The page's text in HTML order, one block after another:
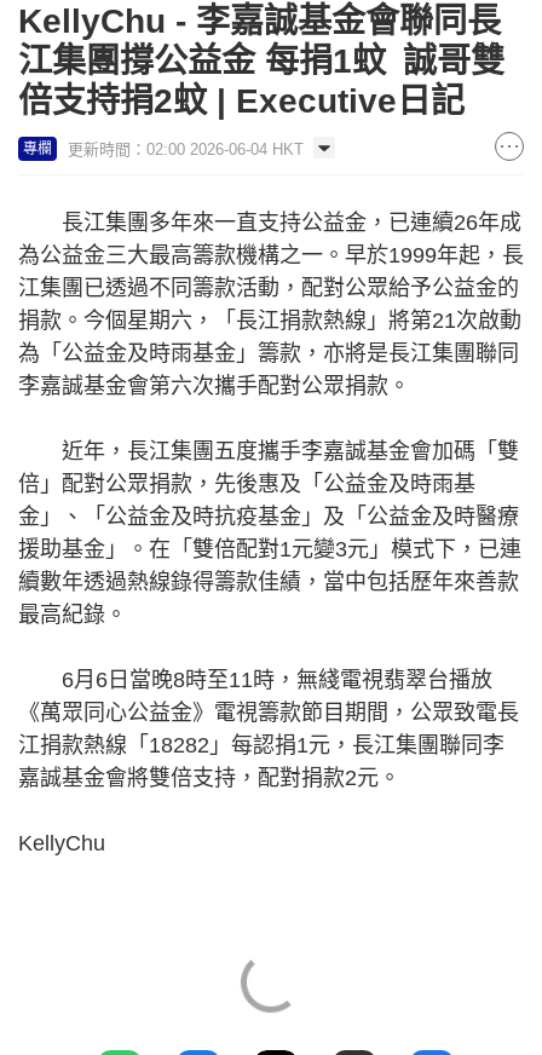
KellyChu - 李嘉誠基金會聯同長
江集團撐公益金 每捐1蚊 誠哥雙
倍支持捐2蚊 | Executive日記
專欄 更新時間：02:00 2026-06-04 HKT
長江集團多年來一直支持公益金，已連續26年成
為公益金三大最高籌款機構之一。早於1999年起，長
江集團已透過不同籌款活動，配對公眾給予公益金的
捐款。今個星期六，「長江捐款熱線」將第21次啟動
為「公益金及時雨基金」籌款，亦將是長江集團聯同
李嘉誠基金會第六次攜手配對公眾捐款。
近年，長江集團五度攜手李嘉誠基金會加碼「雙
倍」配對公眾捐款，先後惠及「公益金及時雨基
金」、「公益金及時抗疫基金」及「公益金及時醫療
援助基金」。在「雙倍配對1元變3元」模式下，已連
續數年透過熱線錄得籌款佳績，當中包括歷年來善款
最高紀錄。
6月6日當晚8時至11時，無綫電視翡翠台播放
《萬眾同心公益金》電視籌款節目期間，公眾致電長
江捐款熱線「18282」每認捐1元，長江集團聯同李
嘉誠基金會將雙倍支持，配對捐款2元。
KellyChu